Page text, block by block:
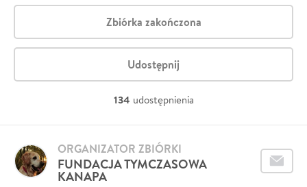
Zbiórka zakończona
Udostępnij
134 udostępnienia
FUNDACJA TYMCZASOWA
KANAPA
ORGANIZATOR ZBIÓRKI